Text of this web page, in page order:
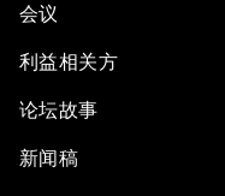
会议
利益相关方
论坛故事
新闻稿